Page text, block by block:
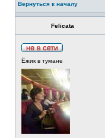
Вернуться к началу
Felicata
Ёжик в тумане